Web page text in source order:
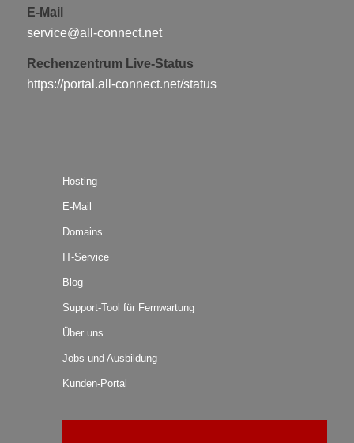
E-Mail
service@all-connect.net
Rechenzentrum Live-Status
https://portal.all-connect.net/status
Hosting
E-Mail
Domains
IT-Service
Blog
Support-Tool für Fernwartung
Über uns
Jobs und Ausbildung
Kunden-Portal